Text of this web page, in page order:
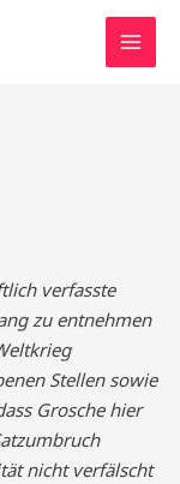
verfasste
zu entnehmen
Stellen sowie
Grosche hier
nicht verfälscht